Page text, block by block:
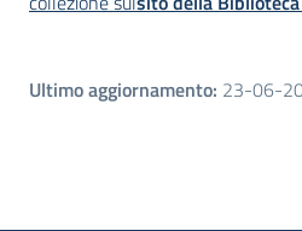
Ultimo aggiornamento: 23-06-